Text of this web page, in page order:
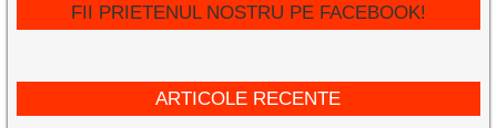
FII PRIETENUL NOSTRU PE FACEBOOK!
ARTICOLE RECENTE